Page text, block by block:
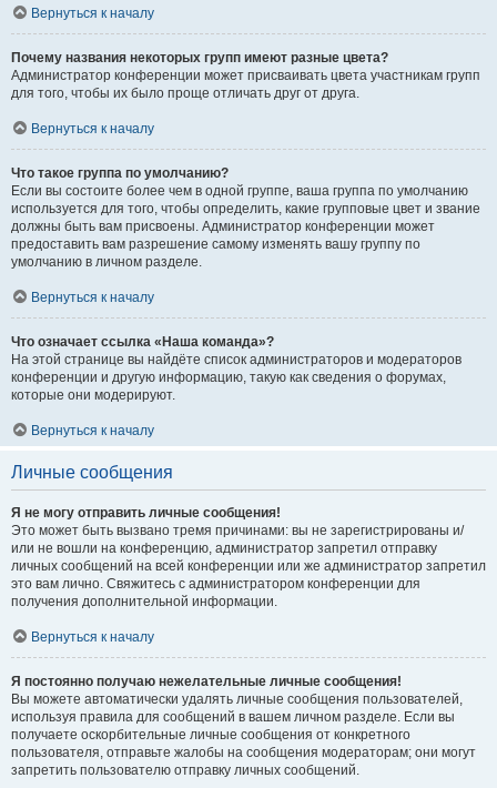
Вернуться к началу
Почему названия некоторых групп имеют разные цвета?
Администратор конференции может присваивать цвета участникам групп
для того, чтобы их было проще отличать друг от друга.
Вернуться к началу
Что такое группа по умолчанию?
Если вы состоите более чем в одной группе, ваша группа по умолчанию
используется для того, чтобы определить, какие групповые цвет и звание
должны быть вам присвоены. Администратор конференции может
предоставить вам разрешение самому изменять вашу группу по
умолчанию в личном разделе.
Вернуться к началу
Что означает ссылка «Наша команда»?
На этой странице вы найдёте список администраторов и модераторов
конференции и другую информацию, такую как сведения о форумах,
которые они модерируют.
Вернуться к началу
Личные сообщения
Я не могу отправить личные сообщения!
Это может быть вызвано тремя причинами: вы не зарегистрированы и/
или не вошли на конференцию, администратор запретил отправку
личных сообщений на всей конференции или же администратор запретил
это вам лично. Свяжитесь с администратором конференции для
получения дополнительной информации.
Вернуться к началу
Я постоянно получаю нежелательные личные сообщения!
Вы можете автоматически удалять личные сообщения пользователей,
используя правила для сообщений в вашем личном разделе. Если вы
получаете оскорбительные личные сообщения от конкретного
пользователя, отправьте жалобы на сообщения модераторам; они могут
запретить пользователю отправку личных сообщений.